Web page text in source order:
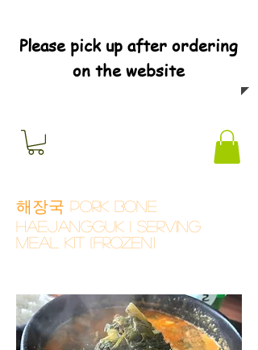
Please pick up after ordering
on the website
해장국 Pork Bone
Haejangguk 1 Serving
Meal Kit (Frozen)